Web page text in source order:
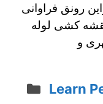
رونق فراوانی
کشی لوله
Learn